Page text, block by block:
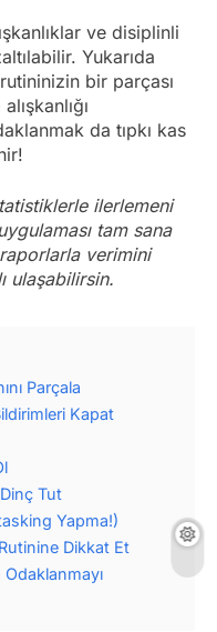
ve disiplinli
Yukarıda
bir parçası
da tıpkı kas
ilerlemeni
tam sana
verimini
ulaşabilirsin.
Parçala
Kapat
Tut
Yapma!)
Dikkat Et
Odaklanmayı